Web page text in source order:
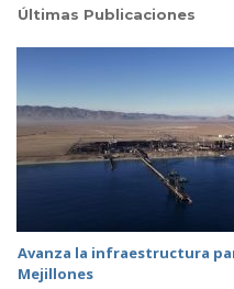
Últimas Publicaciones
Avanza la infraestructura
Mejillones